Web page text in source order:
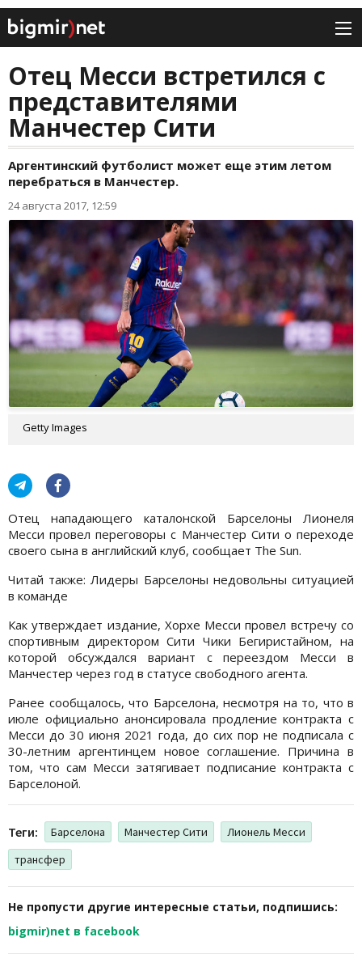
Отец Месси встретился с
представителями
Манчестер Сити
Аргентинский футболист может еще этим летом
перебраться в Манчестер.
24 августа 2017, 12:59
Getty Images
Отец нападающего каталонской Барселоны Лионеля
Месси провел переговоры с Манчестер Сити о переходе
своего сына в английский клуб, сообщает The Sun.
Читай также: Лидеры Барселоны недовольны ситуацией
в команде
Как утверждает издание, Хорхе Месси провел встречу со
спортивным директором Сити Чики Бегиристайном, на
которой обсуждался вариант с переездом Месси в
Манчестер через год в статусе свободного агента.
Ранее сообщалось, что Барселона, несмотря на то, что в
июле официально анонсировала продление контракта с
Месси до 30 июня 2021 года, до сих пор не подписала с
30-летним аргентинцем новое соглашение. Причина в
том, что сам Месси затягивает подписание контракта с
Барселоной.
Теги: Барселона Манчестер Сити
Лионель Месси
трансфер
Не пропусти другие интересные статьи, подпишись:
bigmir)net в facebook